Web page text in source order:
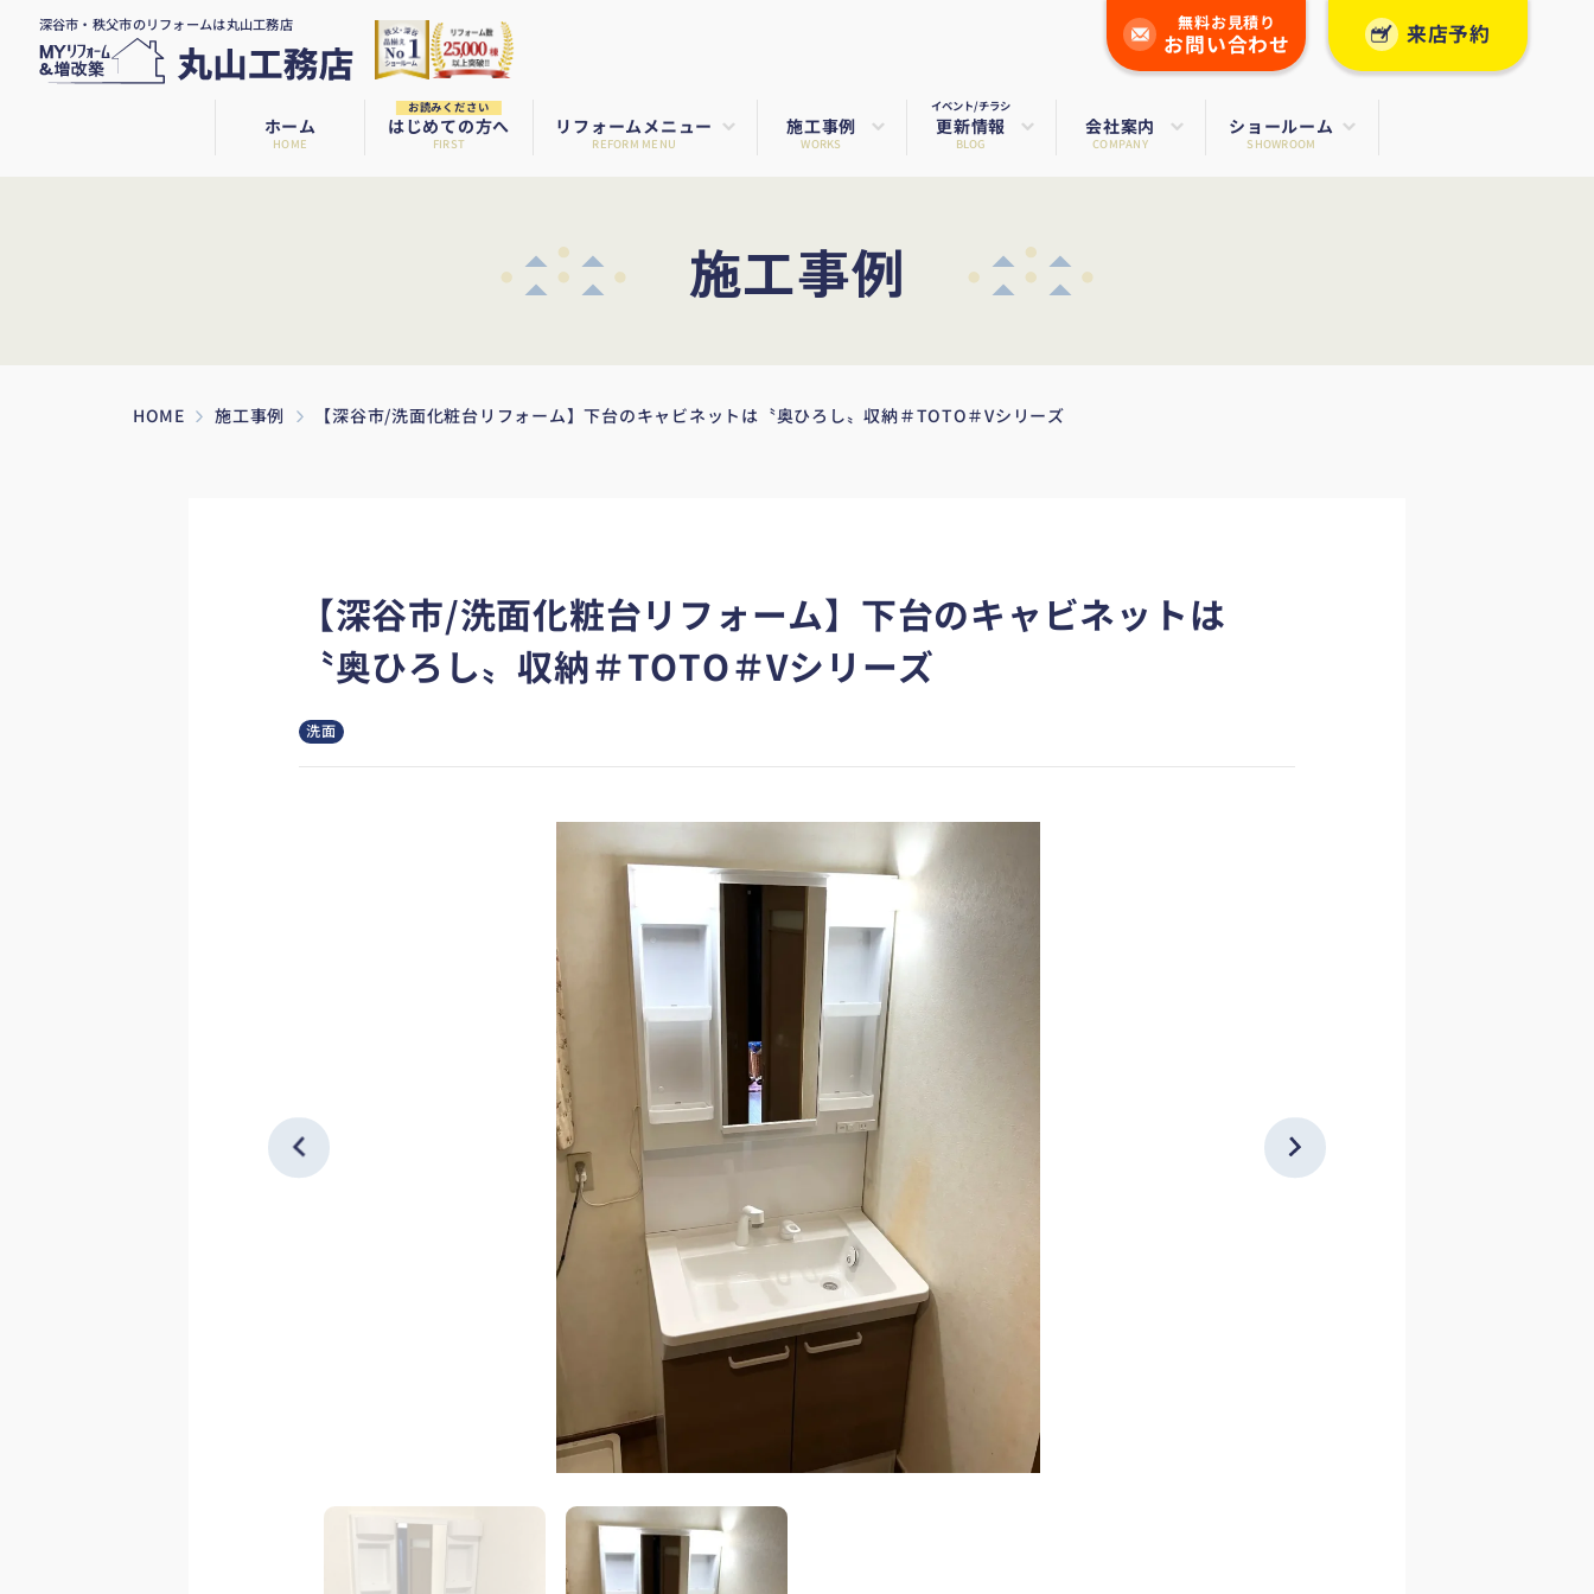
深谷市・秩父市のリフォームは丸山工務店 無料お見積り
お問い合わせ 来店予約
ホーム
HOME
お読みください
はじめての方へ
FIRST
リフォームメニュー
REFORM MENU
施工事例
WORKS
イベント/チラシ
更新情報
BLOG
会社案内
COMPANY
ショールーム
SHOWROOM
施工事例
HOME 施工事例 【深谷市/洗面化粧台リフォーム】下台のキャビネットは〝奥ひろし〟収納＃TOTO＃Vシリーズ
【深谷市/洗面化粧台リフォーム】下台のキャビネットは
〝奥ひろし〟収納＃TOTO＃Vシリーズ
洗面